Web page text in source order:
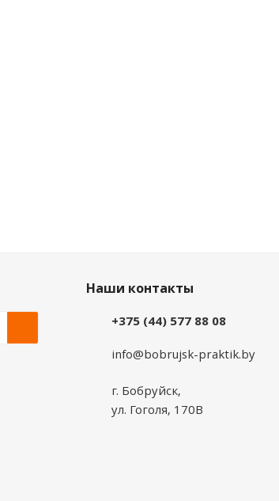
Наши контакты
+375 (44) 577 88 08
info@bobrujsk-praktik.by
г. Бобруйск,
ул. Гоголя, 170В